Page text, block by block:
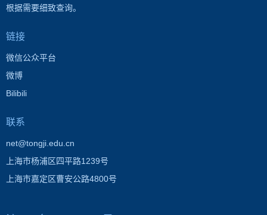
根据需要细致查询。
链接
微信公众平台
微博
Bilibili
联系
net@tongji.edu.cn
上海市杨浦区四平路1239号
上海市嘉定区曹安公路4800号